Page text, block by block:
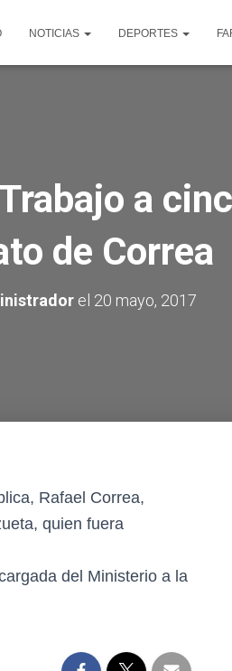
NOTICIAS DEPORTES
a
de Correa
el 20 mayo, 2017
Rafael Correa,
quien fuera
del Ministerio a la